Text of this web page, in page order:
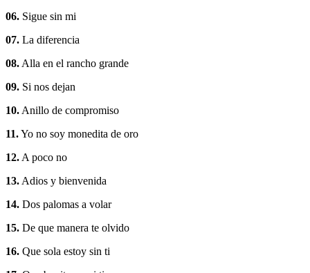
06. Sigue sin mi
07. La diferencia
08.Alla en el rancho grande
09. Si nos dejan
10.Anillo de compromiso
11.Yo no soy monedita de oro
12.A poco no
13.Adios y bienvenida
14. Dos palomas a volar
15. De que manera te olvido
16. Que sola estoy sin ti